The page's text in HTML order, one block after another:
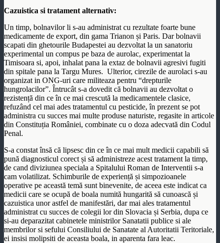
Cazuistica si tratament alternativ:
Un timp, bolnavilor li s-au administrat cu rezultate foarte bune
medicamente de export, din gama Trianon și Paris. Dar bolnavii
scapati din ghetourile Budapestei au dezvoltat la un sanatoriu
experimental un compus pe baza de aurolac, experimentat la
Timisoara si, apoi, inhalat pana la extaz de bolnavii agresivi fugiti
din spitale pana la Targu Mures. Ulterior, cirezile de aurolaci s-au
organizat in ONG-uri care militeaza pentru “drepturile
hungrolacilor”. Întrucât s-a dovedit că bolnavii au dezvoltat o
rezistență din ce în ce mai crescută la medicamentele clasice,
refuzând cel mai ades tratamentul cu pesticide, în prezent se pot
administra cu succes mai multe produse naturiste, regasite in articole
din Constituția României, combinate cu o doza adecvată din Codul
Penal.
S-a constat însă că lipsesc din ce în ce mai mult medicii capabili să
pună diagnosticul corect și să administreze acest tratament la timp,
de cand diviziunea speciala a Spitalului Roman de Interventii s-a
cam volatilizat. Schimburile de experiență și simpozioanele
operative pe această temă sunt binevenite, de aceea este indicat ca
medicii care se ocupă de boala numită hungarită să cunoască și
cazuistica unor astfel de manifestări, dar mai ales tratamentul
administrat cu succes de colegii lor din Slovacia și Serbia, dupa ce
si-au deparazitat cabinetele ministrilor Sanatatii publice si ale
membrilor si sefului Consiliului de Sanatate al Autoritatii Teritoriale,
ei insisi molipsiti de aceasta boala, in aparenta fara leac.